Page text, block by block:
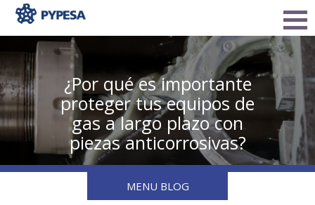
¿Por qué es importante
proteger tus equipos de
gas a largo plazo con
piezas anticorrosivas?
MENU BLOG